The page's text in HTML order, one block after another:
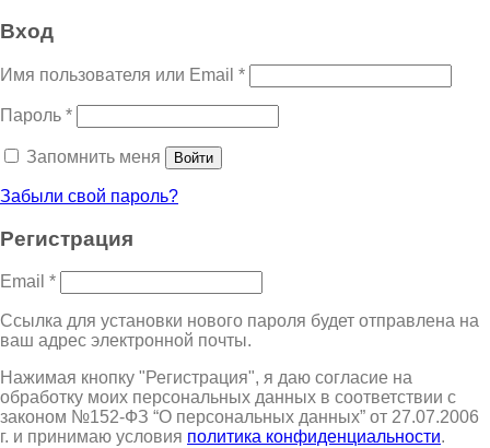
Вход
Имя пользователя или Email *
Пароль *
Запомнить меня Войти
Забыли свой пароль?
Регистрация
Email *
Ссылка для установки нового пароля будет отправлена ​​на
ваш адрес электронной почты.
Нажимая кнопку "Регистрация", я даю согласие на
обработку моих персональных данных в соответствии с
законом №152-ФЗ “О персональных данных” от 27.07.2006
г. и принимаю условия политика конфиденциальности.